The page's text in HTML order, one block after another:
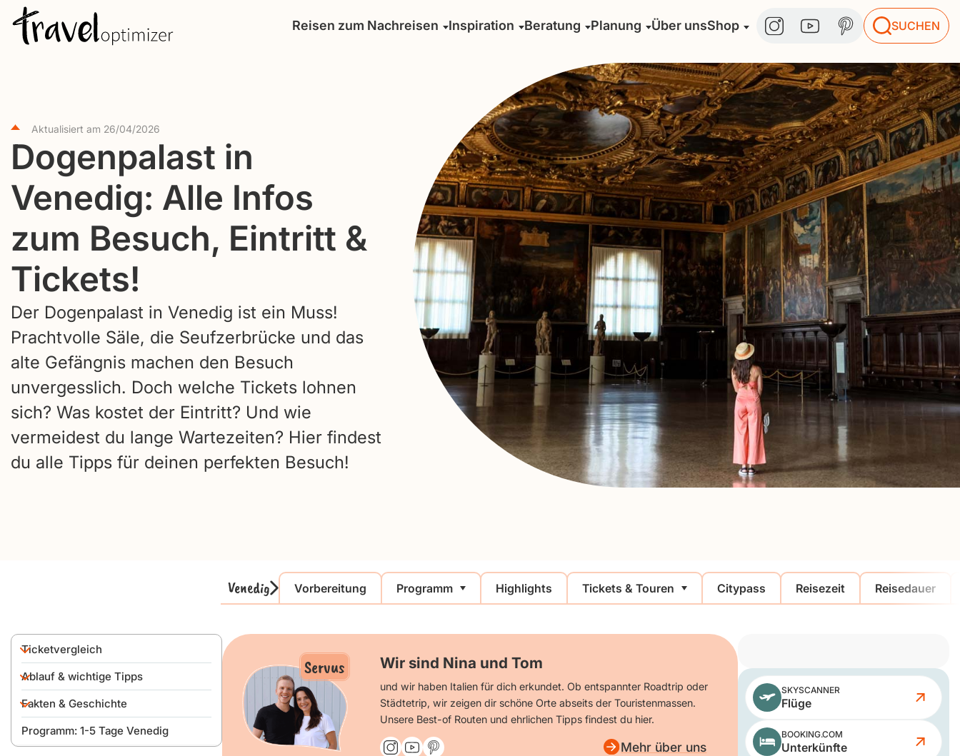
Reisen zum Nachreisen Inspiration Beratung Planung Über unsShop SUCHEN
Aktualisiert am 26/04/2026
Dogenpalast in
Venedig: Alle Infos
zum Besuch, Eintritt &
Tickets!
Der Dogenpalast in Venedig ist ein Muss!
Prachtvolle Säle, die Seufzerbrücke und das
alte Gefängnis machen den Besuch
unvergesslich. Doch welche Tickets lohnen
sich? Was kostet der Eintritt? Und wie
vermeidest du lange Wartezeiten? Hier findest
du alle Tipps für deinen perfekten Besuch!
Venedig Vorbereitung Programm Highlights Tickets & Touren Citypass Reisezeit Reisedauer
Ticketvergleich
Unsere Empfehlung
Ablauf & wichtige Tipps
Öffnungszeiten & optimale
Besuchszeit
Eingang & Ablauf des Besuchs
Fakten & Geschichte
Fakten
Programm: 1-5 Tage Venedig
Servus Wir sind Nina und Tom
und wir haben Italien für dich erkundet. Ob entspannter Roadtrip oder
Städtetrip, wir zeigen dir schöne Orte abseits der Touristenmassen.
Unsere Best-of Routen und ehrlichen Tipps findest du hier.
Mehr über uns
SKYSCANNER
Flüge
BOOKING.COM
Unterkünfte